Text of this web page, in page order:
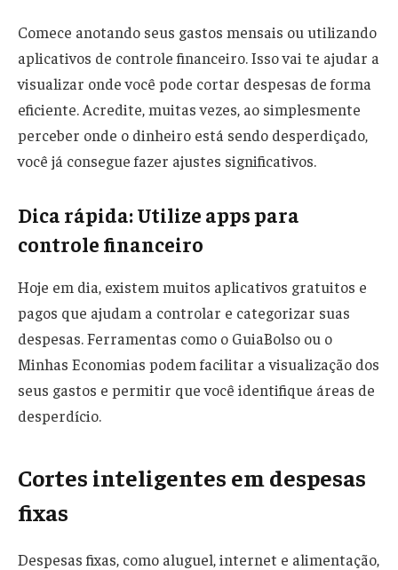
Comece anotando seus gastos mensais ou utilizando
aplicativos de controle financeiro. Isso vai te ajudar a
visualizar onde você pode cortar despesas de forma
eficiente. Acredite, muitas vezes, ao simplesmente
perceber onde o dinheiro está sendo desperdiçado,
você já consegue fazer ajustes significativos.
Dica rápida: Utilize apps para
controle financeiro
Hoje em dia, existem muitos aplicativos gratuitos e
pagos que ajudam a controlar e categorizar suas
despesas. Ferramentas como o GuiaBolso ou o
Minhas Economias podem facilitar a visualização dos
seus gastos e permitir que você identifique áreas de
desperdício.
Cortes inteligentes em despesas
fixas
Despesas fixas, como aluguel, internet e alimentação,